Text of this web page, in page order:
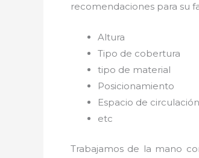
recomendaciones para su
Altura
Tipo de cobertura
tipo de material
Posicionamiento
Espacio de circulación
etc
Trabajamos de la mano